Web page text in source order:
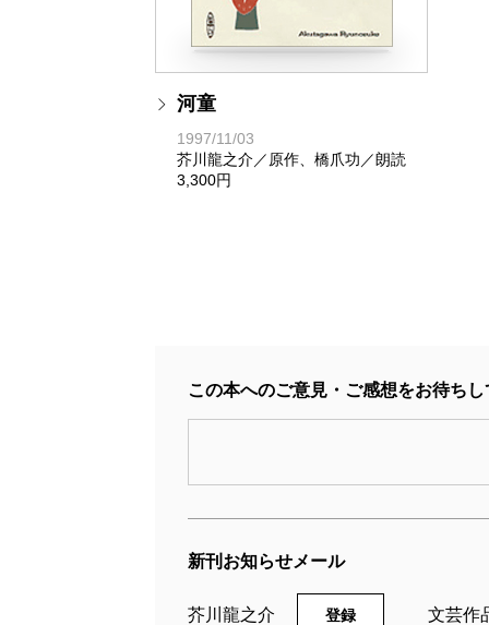
河童
1997/11/03
芥川龍之介／原作、橋爪功／朗読
3,300円
この本へのご意見・ご感想をお待ちし
新刊お知らせメール
芥川龍之介 登録 文芸作